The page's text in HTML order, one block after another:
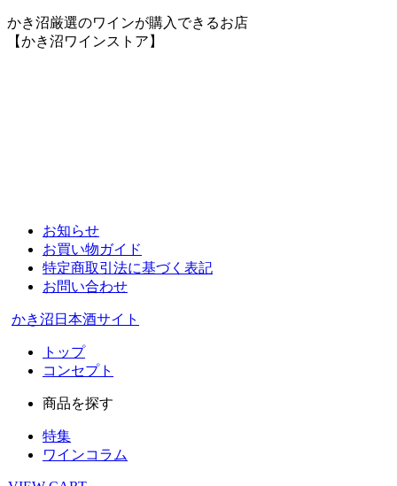
かき沼厳選のワインが購入できるお店
【かき沼ワインストア】
お知らせ
お買い物ガイド
特定商取引法に基づく表記
お問い合わせ
かき沼日本酒サイト
トップ
コンセプト
商品を探す
特集
ワインコラム